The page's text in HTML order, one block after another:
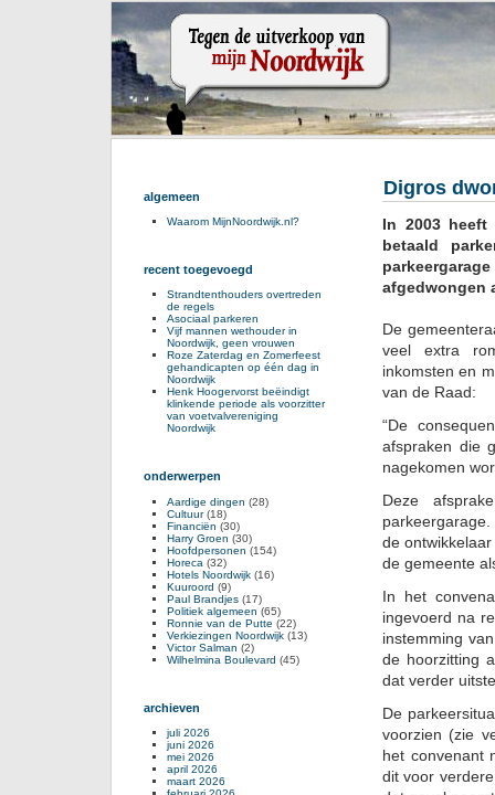
Digros
In 2003 heeft
betaald
afgedwongen
De
veel extra
inkomsten en
van de Raad:
“De
afspraken die
nagekomen
Deze
de
de gemeente
In het
ingevoerd na
instemming
de hoorzitting
dat verder
De
voorzien (zie
het convenant
dit voor
algemeen
Waarom MijnNoordwijk.nl?
recent toegevoegd
Strandtenthouders overtreden
de regels
Asociaal parkeren
Vijf mannen wethouder in
Noordwijk, geen vrouwen
Roze Zaterdag en Zomerfeest
gehandicapten op één dag in
Noordwijk
Henk Hoogervorst beëindigt
klinkende periode als voorzitter
van voetvalvereniging
Noordwijk
onderwerpen
Aardige dingen (28)
Cultuur(18)
Financiën (30)
Harry Groen (30)
Hoofdpersonen (154)
Horeca (32)
Hotels Noordwijk (16)
Kuuroord (9)
Paul Brandjes (17)
Politiek algemeen (65)
Ronnie van de Putte (22)
Verkiezingen Noordwijk (13)
Victor Salman (2)
Wilhelmina Boulevard (45)
archieven
juli 2026
juni 2026
mei 2026
april 2026
maart 2026